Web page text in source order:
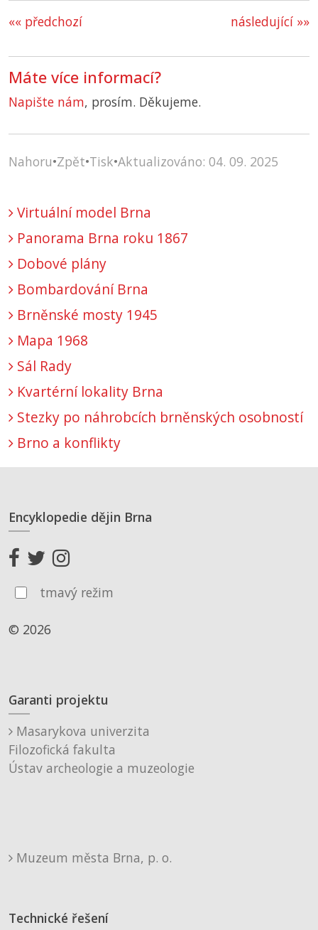
«« předchozí následující »»
Máte více informací?
Napište nám, prosím. Děkujeme.
Nahoru•Zpět•Tisk•Aktualizováno: 04. 09. 2025
Virtuální model Brna
Panorama Brna roku 1867
Dobové plány
Bombardování Brna
Brněnské mosty 1945
Mapa 1968
Sál Rady
Kvartérní lokality Brna
Stezky po náhrobcích brněnských osobností
Brno a konflikty
Encyklopedie dějin Brna
tmavý režim
© 2026
Garanti projektu
Masarykova univerzita
Filozofická fakulta
Ústav archeologie a muzeologie
Muzeum města Brna, p. o.
Technické řešení